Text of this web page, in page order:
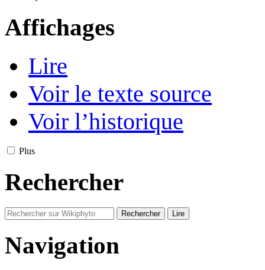
Affichages
Lire
Voir le texte source
Voir l’historique
Plus
Rechercher
Navigation